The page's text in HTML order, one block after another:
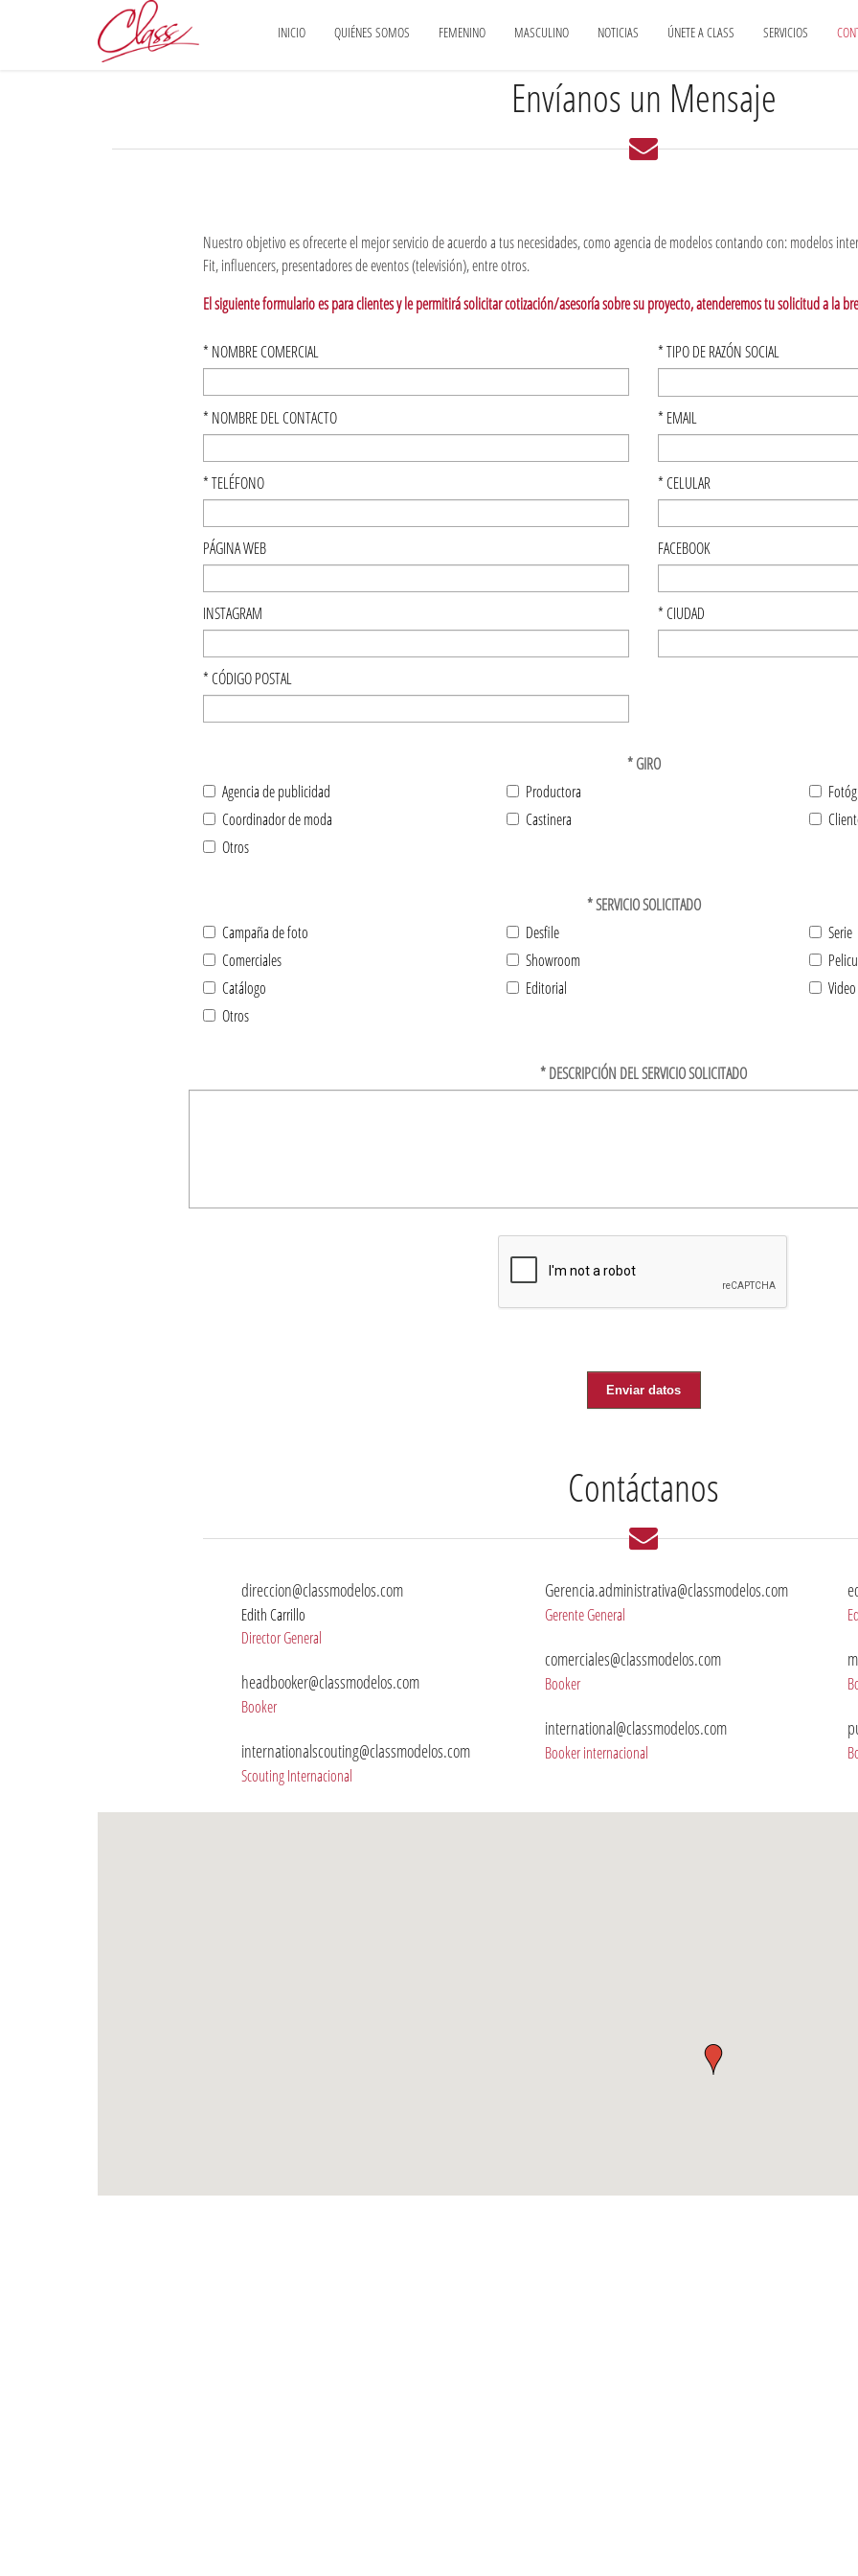
INICIO QUIÉNES SOMOS FEMENINO MASCULINO NOTICIAS ÚNETE A CLASS SERVICIOS
Envíanos un Mensaje
Nuestro objetivo es ofrecerte el mejor servicio de acuerdo a tus necesidades, como agencia de modelos contando con: modelos
Fit, influencers, presentadores de eventos (televisión), entre otros.
El siguiente formulario es para clientes y le permitirá solicitar cotización/asesoría sobre su proyecto, atenderemos tu solicitud a la
* NOMBRE COMERCIAL *TIPO DE RAZÓN SOCIAL
* NOMBRE DEL CONTACTO * EMAIL
*TELÉFONO *CELULAR
PÁGINA WEB FACEBOOK
INSTAGRAM *CIUDAD
*CÓDIGO POSTAL
*GIRO
Agencia de publicidad
Productora
Coordinador de moda
Castinera
Otros
*SERVICIO SOLICITADO
Campaña de foto
Desfile
Serie
Comerciales
Showroom
Catálogo
Editorial
Video
Otros
*DESCRIPCIÓN DEL SERVICIO SOLICITADO
Enviar datos
Contáctanos
direccion@classmodelos.com
Edith Carrillo
Director General
headbooker@classmodelos.com
Booker
internationalscouting@classmodelos.com
Scouting Internacional
Gerencia.administrativa@classmodelos.com
Gerente General
comerciales@classmodelos.com
Booker
international@classmodelos.com
Booker internacional